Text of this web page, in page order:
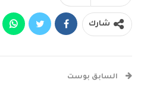
شارك
السابق بوست